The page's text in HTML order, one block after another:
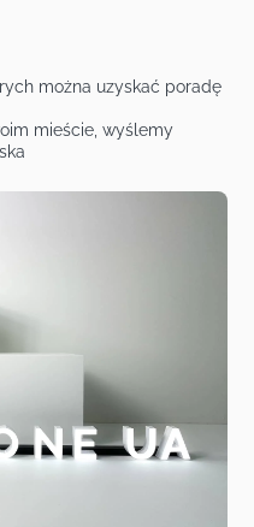
można uzyskać poradę
mieście, wyślemy